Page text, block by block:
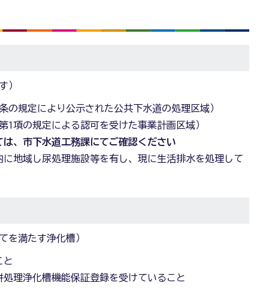
）
の規定により公示された公共下水道の処理区域）
1項の規定による認可を受けた事業計画区域）
は、市下水道工務課にてご確認ください
地域し尿処理施設等を有し、現に生活排水を処理して
を満たす浄化槽）
と
理浄化槽機能保証登録を受けていること